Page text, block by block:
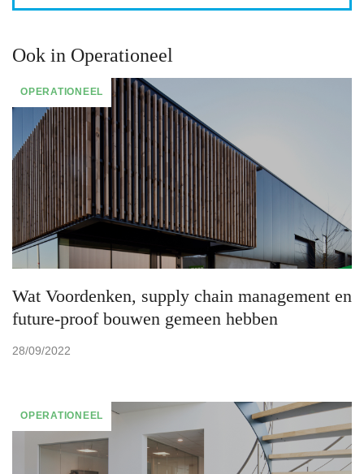
Ook in Operationeel
OPERATIONEEL
Wat Voordenken, supply chain management en
future-proof bouwen gemeen hebben
28/09/2022
OPERATIONEEL